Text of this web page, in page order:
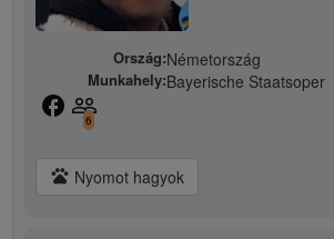
Ország:Németország
Munkahely:Bayerische Staatsoper
facebook people_outline
6
pets Nyomot hagyok